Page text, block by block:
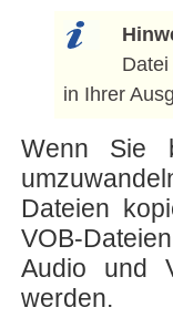
in Ihrer
Wenn Sie
Dateien
VOB-
Audio und
werden.